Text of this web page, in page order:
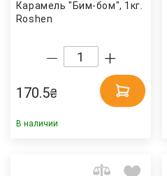
Карамель "Бим-бом", 1кг.
Roshen
170.5₴
В наличии